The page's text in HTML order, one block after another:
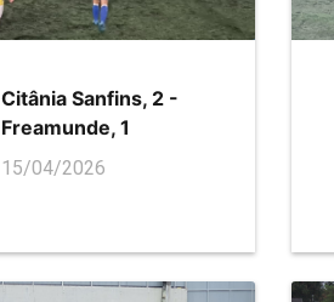
Citânia Sanfins, 2 -
Freamunde, 1
15/04/2026